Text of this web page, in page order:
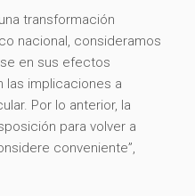
transformación
nacional, consideramos
en sus efectos
las implicaciones a
Por lo anterior, la
para volver a
conveniente”,